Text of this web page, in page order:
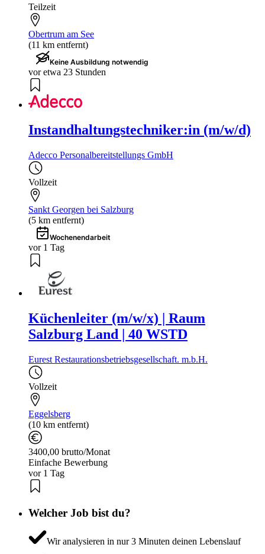
Teilzeit
Obertrum am See
(11 km entfernt)
Keine Ausbildung notwendig
vor etwa 23 Stunden
Instandhaltungstechniker:in (m/w/d)
Adecco Personalbereitstellungs GmbH
Vollzeit
Sankt Georgen bei Salzburg
(5 km entfernt)
Wochenendarbeit
vor 1 Tag
Küchenleiter (m/w/x) | Raum
Salzburg Land | 40 WSTD
Eurest Restaurationsbetriebsgesellschaft. m.b.H.
Vollzeit
Eggelsberg
(10 km entfernt)
3400,00 brutto/Monat
Einfache Bewerbung
vor 1 Tag
Welcher Job bist du?
Wir analysieren in nur 3 Minuten deinen Lebenslauf